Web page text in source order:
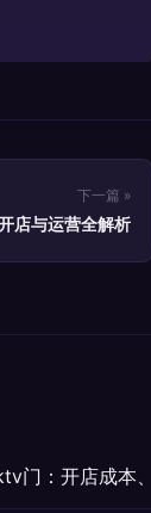
下一篇 »
店与运营全解析
门：开店成本